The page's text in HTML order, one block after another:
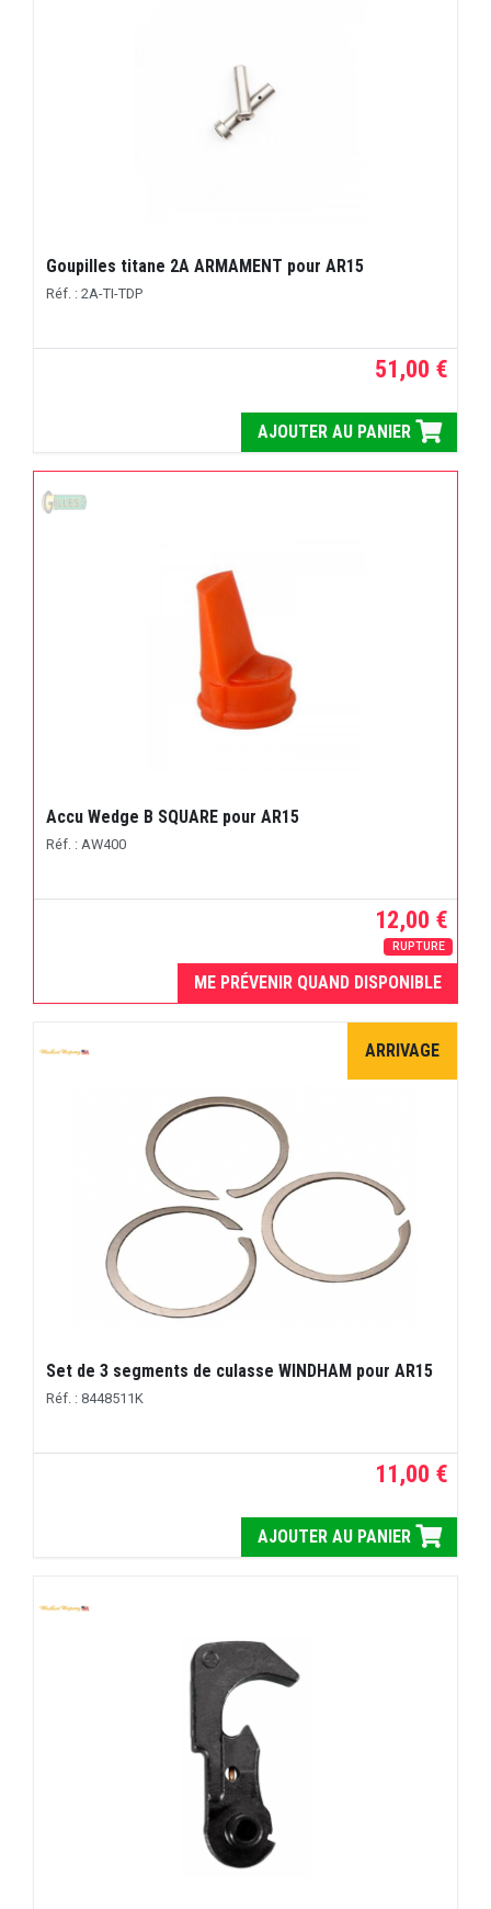
Goupilles titane 2A ARMAMENT pour AR15
Réf. : 2A-TI-TDP
51,00 €
AJOUTER AU PANIER
Accu Wedge B SQUARE pour AR15
Réf. : AW400
12,00 €
RUPTURE
ME PRÉVENIR QUAND DISPONIBLE
ARRIVAGE
Set de 3 segments de culasse WINDHAM pour AR15
Réf. : 8448511K
11,00 €
AJOUTER AU PANIER